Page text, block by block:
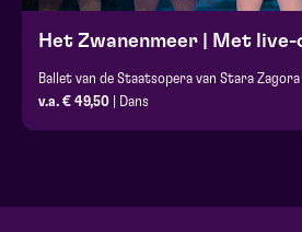
Het Zwanenmeer | Met
Ballet van de Staatsopera van Stara Zagora
v.a. € 49,50 | Dans